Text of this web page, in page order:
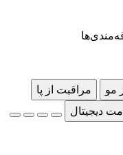
مو
مراقبت از پا
دیجیتال